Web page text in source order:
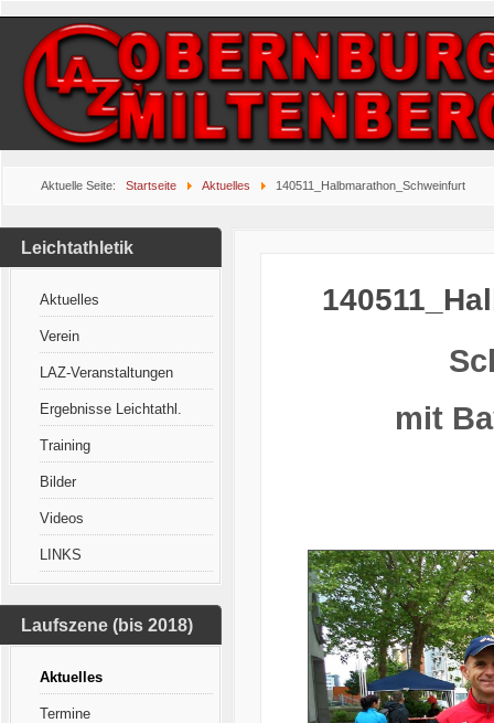
Aktuelle Seite: Startseite Aktuelles 140511_Halbmarathon_Schweinfurt
Leichtathletik
Aktuelles
Verein
LAZ-Veranstaltungen
Ergebnisse Leichtathl.
Training
Bilder
Videos
LINKS
Laufszene (bis 2018)
Aktuelles
Termine
mit